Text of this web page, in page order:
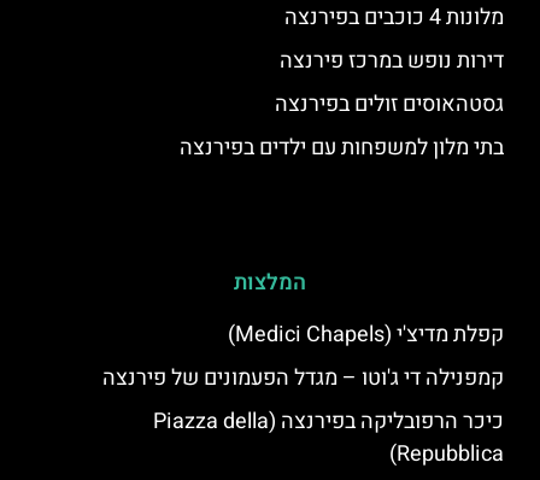
מלונות 4 כוכבים בפירנצה
דירות נופש במרכז פירנצה
גסטהאוסים זולים בפירנצה
בתי מלון למשפחות עם ילדים בפירנצה
המלצות
קפלת מדיצ'י (Medici Chapels)
קמפנילה די ג'וטו – מגדל הפעמונים של פירנצה
כיכר הרפובליקה בפירנצה (Piazza della
Repubblica)